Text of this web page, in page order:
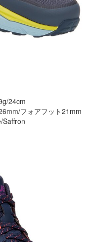
24cm
フォアフット21mm
Saffron